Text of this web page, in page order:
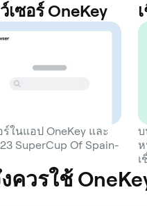
เซอร์ OneKey
ร์ในแอป OneKey และ
SuperCup Of Spain-
บ
ควรใช้